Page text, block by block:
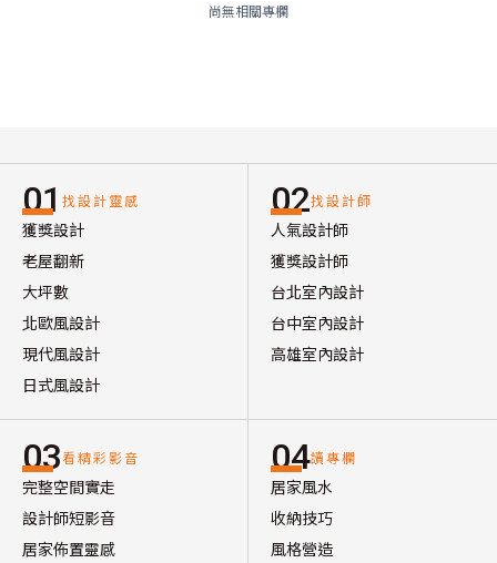
尚無相關專欄
01 找設計靈感
獲獎設計
老屋翻新
大坪數
北歐風設計
現代風設計
日式風設計
02找設計師
人氣設計師
獲獎設計師
台北室內設計
台中室內設計
高雄室內設計
03看精彩影音
完整空間實走
設計師短影音
居家佈置靈感
04讀專欄
居家風水
收納技巧
風格營造